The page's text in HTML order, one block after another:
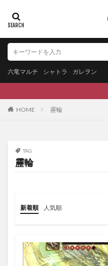
六竜マルチ シャトラ ガレヲン
HOME 靂輪
TAG
靂輪
新着順 人気順